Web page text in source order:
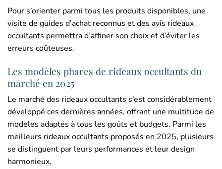
Pour s’orienter parmi tous les produits disponibles, une
visite de guides d’achat reconnus et des avis rideaux
occultants permettra d’affiner son choix et d’éviter les
erreurs coûteuses.
Les modèles phares de rideaux occultants du
marché en 2025
Le marché des rideaux occultants s’est considérablement
développé ces dernières années, offrant une multitude de
modèles adaptés à tous les goûts et budgets. Parmi les
meilleurs rideaux occultants proposés en 2025, plusieurs
se distinguent par leurs performances et leur design
harmonieux.